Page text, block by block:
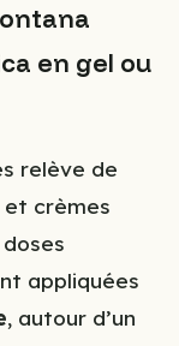
en gel ou
relève de
et crèmes
appliquées
, autour d’un